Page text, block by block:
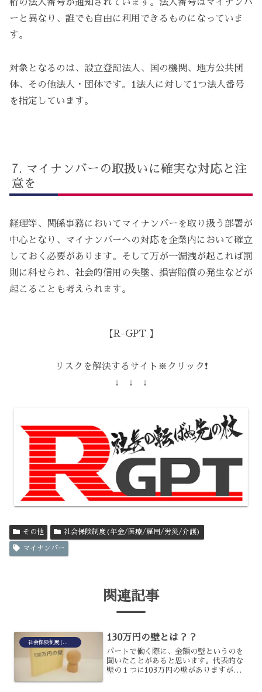
桁の法人番号が通知されています。法人番号はマイナンバ
ーと異なり、誰でも自由に利用できるものになっていま
す。
対象となるのは、設立登記法人、国の機関、地方公共団
体、その他法人・団体です。1法人に対して1つ法人番号
を指定しています。
マイナンバーの取扱いに確実な対応と注
意を
経理等、関係事務においてマイナンバーを取り扱う部署が
中心となり、マイナンバーへの対応を企業内において確立
しておく必要があります。そして万が一漏洩が起これば罰
則に科せられ、社会的信用の失墜、損害賠償の発生などが
起こることも考えられます。
【R-GPT 】
リスクを解決するサイト※クリック❗️
↓ ↓ ↓
その他 社会保険制度(年金/医療/雇用/労災/介護)
マイナンバー
関連記事
130万円の壁とは？？
パートで働く際に、金額の壁というのを
聞いたことがあると思います。代表的な
壁の１つに103万円の壁がありますが、